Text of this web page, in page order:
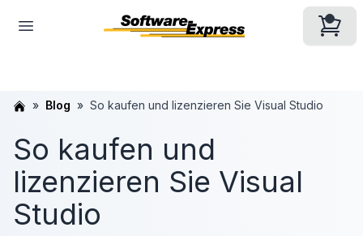
Blog So kaufen und lizenzieren Sie Visual Studio
So kaufen und
lizenzieren Sie Visual
Studio